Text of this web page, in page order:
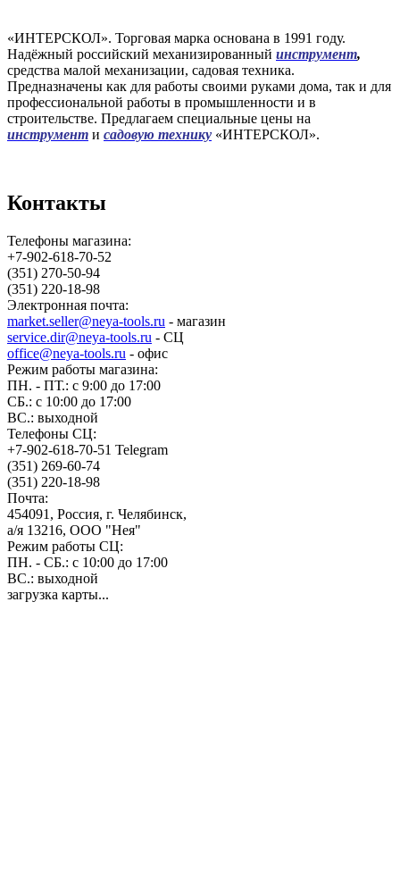
«ИНТЕРСКОЛ». Торговая марка основана в 1991 году.
Надёжный российский механизированный инструмент,
средства малой механизации, садовая техника.
Предназначены как для работы своими руками дома, так и для
профессиональной работы в промышленности и в
строительстве. Предлагаем специальные цены на
инструмент и садовую технику «ИНТЕРСКОЛ».
Контакты
Телефоны магазина:
+7-902-618-70-52
(351) 270-50-94
(351) 220-18-98
Электронная почта:
market.seller@neya-tools.ru - магазин
service.dir@neya-tools.ru - СЦ
office@neya-tools.ru - офис
Режим работы магазина:
ПН. - ПТ.: с 9:00 до 17:00
СБ.: с 10:00 до 17:00
ВС.: выходной
Телефоны СЦ:
+7-902-618-70-51 Telegram
(351) 269-60-74
(351) 220-18-98
Почта:
454091, Россия, г. Челябинск,
а/я 13216, ООО "Нея"
Режим работы СЦ:
ПН. - СБ.: с 10:00 до 17:00
ВС.: выходной
загрузка карты...